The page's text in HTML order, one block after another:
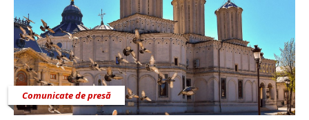
Comunicate de presă